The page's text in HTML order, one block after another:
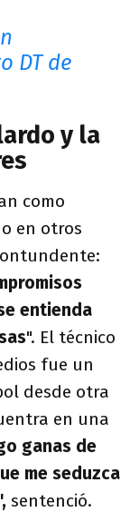
DT de
y la
como
en otros
entienda
". El técnico
fue un
desde otra
en una
ganas de
me seduzca
sentenció.